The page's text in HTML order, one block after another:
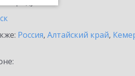
Россия, Алтайский край,